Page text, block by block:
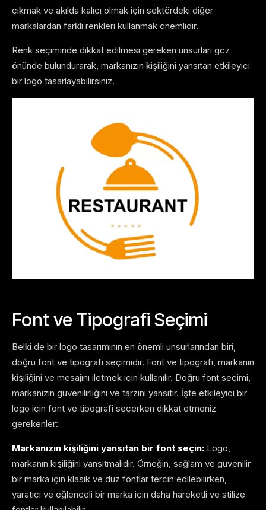
çıkmak ve akılda kalıcı olmak için sektördeki diğer
markalardan farklı renkleri kullanmak önemlidir.
Renk seçiminde dikkat edilmesi gereken unsurları göz
önünde bulundurarak, markanızın kişiliğini yansıtan etkileyici
bir logo tasarlayabilirsiniz.
Font ve Tipografi Seçimi
Belki de bir logo tasarımının en önemli unsurlarından biri,
doğru font ve tipografi seçimidir. Font ve tipografi, markanın
kişiliğini ve mesajını iletmek için kullanılır. Doğru font seçimi,
markanızın güvenilirliğini ve tarzını yansıtır. İşte etkileyici bir
logo için font ve tipografi seçerken dikkat etmeniz
gerekenler:
Markanızın kişiliğini yansıtan bir font seçin: Logo,
markanın kişiliğini yansıtmalıdır. Örneğin, sağlam ve güvenilir
bir marka için klasik ve düz fontlar tercih edilebilirken,
yaratıcı ve eğlenceli bir marka için daha hareketli ve stilize